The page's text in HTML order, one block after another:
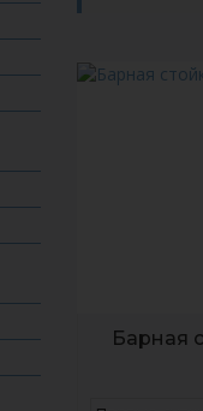
Барная